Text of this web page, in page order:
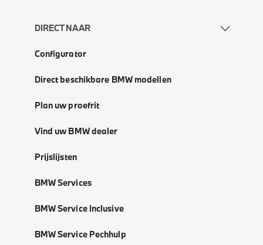
DIRECT NAAR
Configurator
Direct beschikbare BMW modellen
Plan uw proefrit
Vind uw BMW dealer
Prijslijsten
BMW Services
BMW Service Inclusive
BMW Service Pechhulp